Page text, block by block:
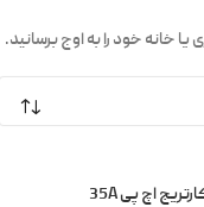
خانه خود را به اوج برسانید.